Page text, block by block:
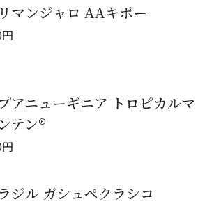
マンジャロ AAキボー
円
アニューギニア トロピカルマ
テン®
円
ジル ガシュペクラシコ